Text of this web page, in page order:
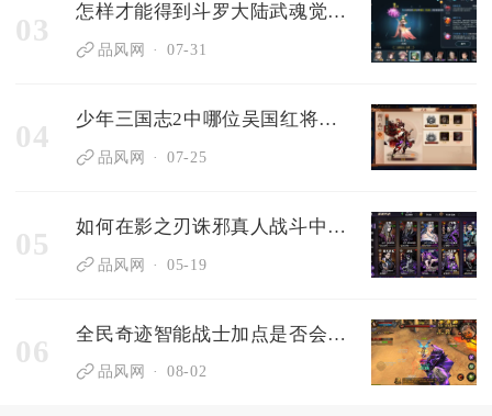
03 怎样才能得到斗罗大陆武魂觉醒的皮肤
品风网 07-31
04 少年三国志2中哪位吴国红将最值得推荐
品风网 07-25
05 如何在影之刃诛邪真人战斗中保护自己
品风网 05-19
06 全民奇迹智能战士加点是否会对战斗产生影响
品风网 08-02